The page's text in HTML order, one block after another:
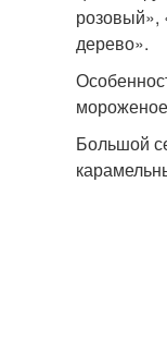
розовый»,
дерево».
Большой